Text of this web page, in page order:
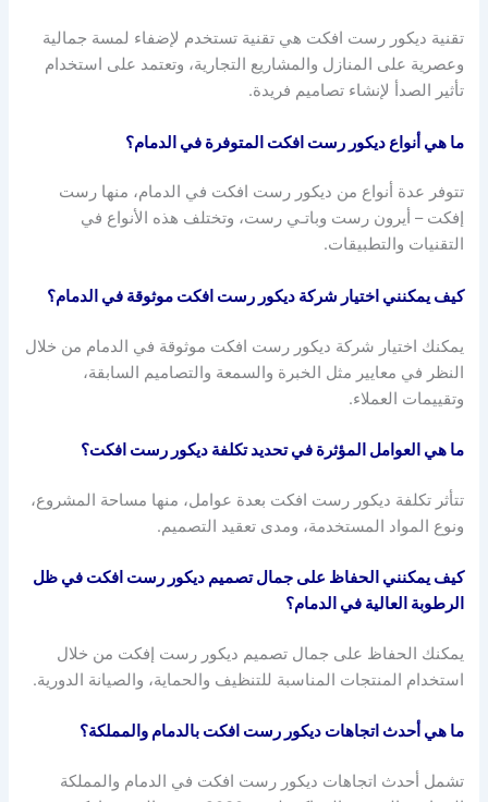
تقنية ديكور رست افكت هي تقنية تستخدم لإضفاء لمسة جمالية
وعصرية على المنازل والمشاريع التجارية، وتعتمد على استخدام
تأثير الصدأ لإنشاء تصاميم فريدة.
ما هي أنواع ديكور رست افكت المتوفرة في الدمام؟
تتوفر عدة أنواع من ديكور رست افكت في الدمام، منها رست
إفكت – أيرون رست وباتـي رست، وتختلف هذه الأنواع في
التقنيات والتطبيقات.
كيف يمكنني اختيار شركة ديكور رست افكت موثوقة في الدمام؟
يمكنك اختيار شركة ديكور رست افكت موثوقة في الدمام من خلال
النظر في معايير مثل الخبرة والسمعة والتصاميم السابقة،
وتقييمات العملاء.
ما هي العوامل المؤثرة في تحديد تكلفة ديكور رست افكت؟
تتأثر تكلفة ديكور رست افكت بعدة عوامل، منها مساحة المشروع،
ونوع المواد المستخدمة، ومدى تعقيد التصميم.
كيف يمكنني الحفاظ على جمال تصميم ديكور رست افكت في ظل
الرطوبة العالية في الدمام؟
يمكنك الحفاظ على جمال تصميم ديكور رست إفكت من خلال
استخدام المنتجات المناسبة للتنظيف والحماية، والصيانة الدورية.
ما هي أحدث اتجاهات ديكور رست افكت بالدمام والمملكة؟
تشمل أحدث اتجاهات ديكور رست افكت في الدمام والمملكة